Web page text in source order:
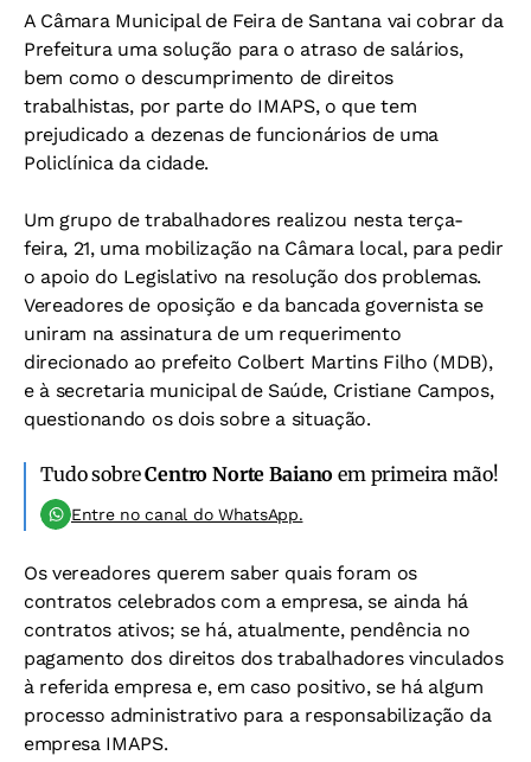
A Câmara Municipal de Feira de Santana vai cobrar da
Prefeitura uma solução para o atraso de salários,
bem como o descumprimento de direitos
trabalhistas, por parte do IMAPS, o que tem
prejudicado a dezenas de funcionários de uma
Policlínica da cidade.
Um grupo de trabalhadores realizou nesta terça-
feira, 21, uma mobilização na Câmara local, para pedir
o apoio do Legislativo na resolução dos problemas.
Vereadores de oposição e da bancada governista se
uniram na assinatura de um requerimento
direcionado ao prefeito Colbert Martins Filho (MDB),
e à secretaria municipal de Saúde, Cristiane Campos,
questionando os dois sobre a situação.
Tudo sobreCentro Norte Baiano em primeira mão!
Entre no canal do WhatsApp.
Os vereadores querem saber quais foram os
contratos celebrados com a empresa, se ainda há
contratos ativos; se há, atualmente, pendência no
pagamento dos direitos dos trabalhadores vinculados
à referida empresa e, em caso positivo, se há algum
processo administrativo para a responsabilização da
empresa IMAPS.